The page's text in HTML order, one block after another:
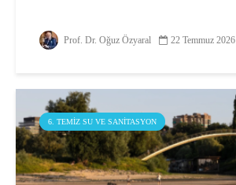
Prof. Dr. Oğuz Özyaral 22 Temmuz 2026
6. TEMIZ SU VE SANITASYON